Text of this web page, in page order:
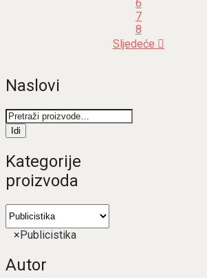
6
7
8
Sljedeće
Naslovi
Pretraži:
Idi
Kategorije
proizvoda
×Publicistika
Autor